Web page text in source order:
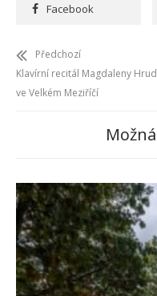
Facebook
Předchozí
Klavírní recitál Magdaleny
ve Velkém Meziříčí